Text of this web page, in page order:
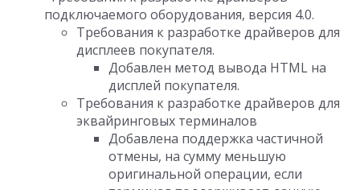
подключаемого оборудования, версия 4.0.
Требования к разработке драйверов для
дисплеев покупателя.
Добавлен метод вывода HTML на
дисплей покупателя.
Требования к разработке драйверов для
эквайринговых терминалов
Добавлена поддержка частичной
отмены, на сумму меньшую
оригинальной операции, если